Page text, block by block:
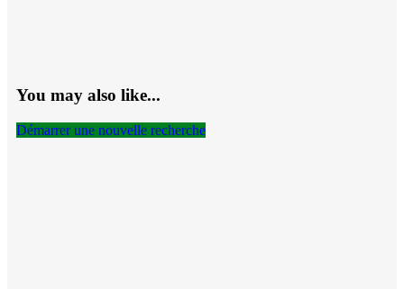
You may also like...
Démarrer une nouvelle recherche